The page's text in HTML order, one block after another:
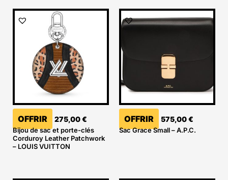
OFFRIR 275,00€
Bijou de sac et porte-clés
Corduroy Leather Patchwork
– LOUIS VUITTON
OFFRIR 575,00€
Sac Grace Small – A.P.C.